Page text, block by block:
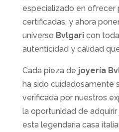
especializado en ofrecer
certificadas, y ahora
universo Bvlgaricon
autenticidad y calidad
Cada pieza de joyería
ha sido cuidadosamente
verificada por nuestros
la oportunidad de
esta legendaria casa